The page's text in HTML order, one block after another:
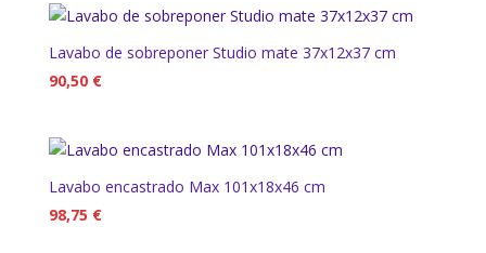
Lavabo de sobreponer Studio mate 37x12x37 cm
90,50 €
Lavabo encastrado Max 101x18x46 cm
98,75 €